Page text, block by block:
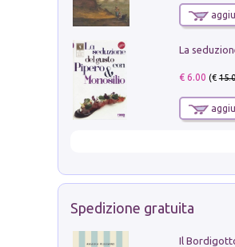
€ 6.00 (€
Spedizione gratuita
Il